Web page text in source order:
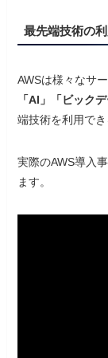
最先端技術の
AWSは様々なサ
「AI」「ビック
端技術を利用でき
実際のAWS導入
ます。